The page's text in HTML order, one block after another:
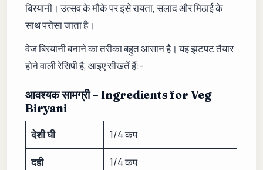
बिरयानी। उत्सव के मौके पर इसे रायता, सलाद और मिठाई के
साथ परोसा जाता है।
वेज बिरयानी बनाने का तरीका बहुत आसान है। यह झटपट तैयार
होने वाली रेसिपी है, आइए सीखतें हैं:-
आवश्यक सामग्री – Ingredients for Veg
Biryani
देशी घी 1/4 कप
दही 1/4 कप